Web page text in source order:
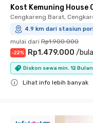
Kost Kemuning House
Cengkareng Barat,
4.9 km dari stasiun
mulai dari Rp1.900.000
-22% Rp1.479.000 /
Diskon sewa min. 12 Bulan
Lihat info lebih banyak